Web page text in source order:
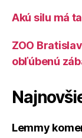
Akú silu má
ZOO
obľúbenú
Lemmy